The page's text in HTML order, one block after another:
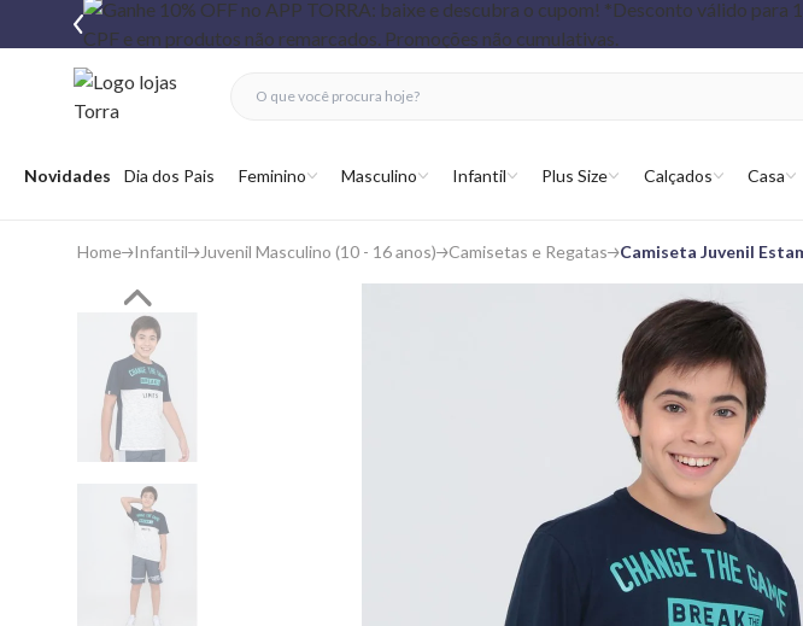
Abrir menu
Novidades Dia dos Pais Feminino Masculino Infantil Plus Size Calçados Casa
fechar menu
fechar menu
favoritos
Home Infantil Juvenil Masculino (10 - 16 anos) Camisetas e Regatas Camiseta Juvenil